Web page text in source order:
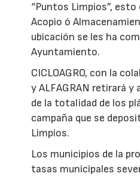
“Puntos Limpios”,
Acopio ó
ubicación se les ha
Ayuntamiento.
CICLOAGRO, con la
y ALFAGRAN retirará y
de la totalidad de los
campaña que se
Limpios.
Los municipios de la
tasas municipales